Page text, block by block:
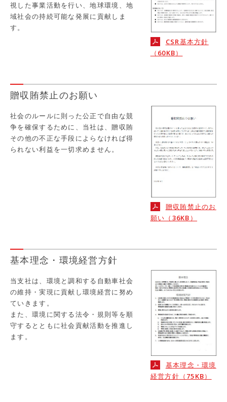
視した事業活動を行い、地球環境、地
域社会の持続可能な発展に貢献しま
す。
CSR基本方針
（60KB）
贈収賄禁止のお願い
社会のルールに則った公正で自由な競
争を確保するために、当社は、贈収賄
その他の不正な手段によらなければ得
られない利益を一切求めません。
贈収賄禁止のお
願い（36KB）
基本理念・環境経営方針
当支社は、環境と調和する自動車社会
の維持・実現に貢献し環境経営に努め
ていきます。
また、環境に関する法令・規則等を順
守するとともに社会貢献活動を推進し
ます。
基本理念・環境
経営方針（75KB）